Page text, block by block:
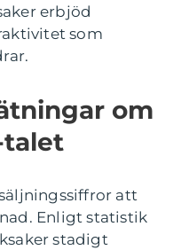
erbjöd
som
om
talet
att
Enligt statistik
stadigt